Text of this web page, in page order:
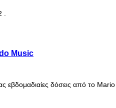
Music
εβδομαδιαίες δόσεις από το